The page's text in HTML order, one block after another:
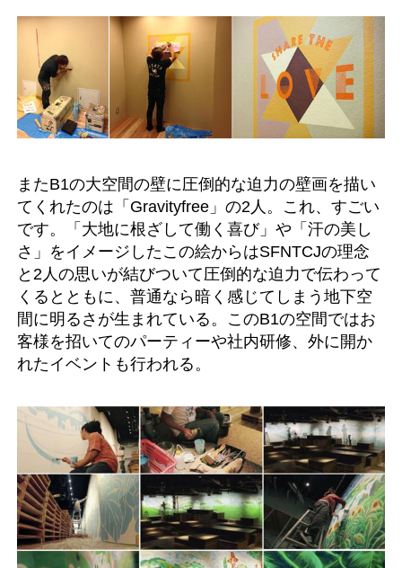
またB1の大空間の壁に圧倒的な迫力の壁画を描い
てくれたのは「Gravityfree」の2人。これ、すごい
です。「大地に根ざして働く喜び」や「汗の美し
さ」をイメージしたこの絵からはSFNTCJの理念
と2人の思いが結びついて圧倒的な迫力で伝わって
くるとともに、普通なら暗く感じてしまう地下空
間に明るさが生まれている。このB1の空間ではお
客様を招いてのパーティーや社内研修、外に開か
れたイベントも行われる。